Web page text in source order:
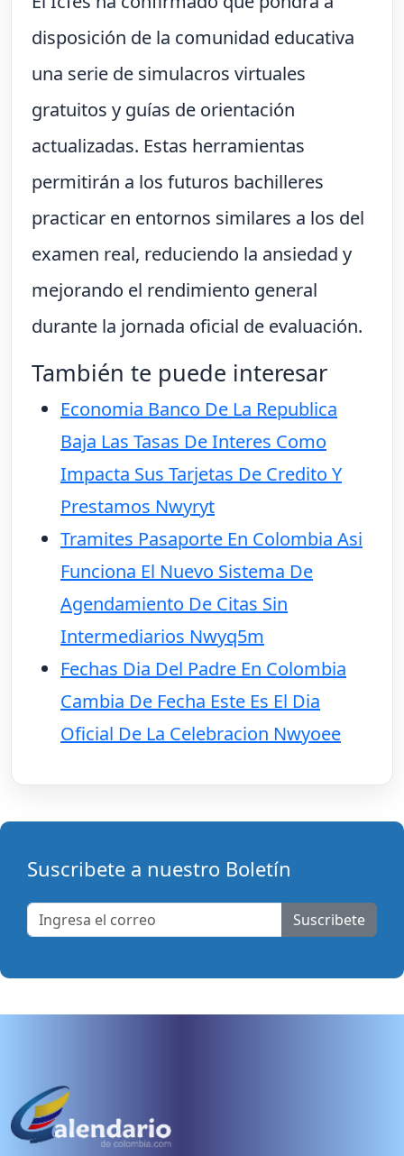
disposición de la comunidad educativa
una serie de simulacros virtuales
gratuitos y guías de orientación
actualizadas. Estas herramientas
permitirán a los futuros bachilleres
practicar en entornos similares a los del
examen real, reduciendo la ansiedad y
mejorando el rendimiento general
durante la jornada oficial de evaluación.
También te puede interesar
Economia Banco De La Republica
Baja Las Tasas De Interes Como
Impacta Sus Tarjetas De Credito Y
Prestamos Nwyryt
Tramites Pasaporte En Colombia Asi
Funciona El Nuevo Sistema De
Agendamiento De Citas Sin
Intermediarios Nwyq5m
Fechas Dia Del Padre En Colombia
Cambia De Fecha Este Es El Dia
Oficial De La Celebracion Nwyoee
Suscribete a nuestro Boletín
Suscribete